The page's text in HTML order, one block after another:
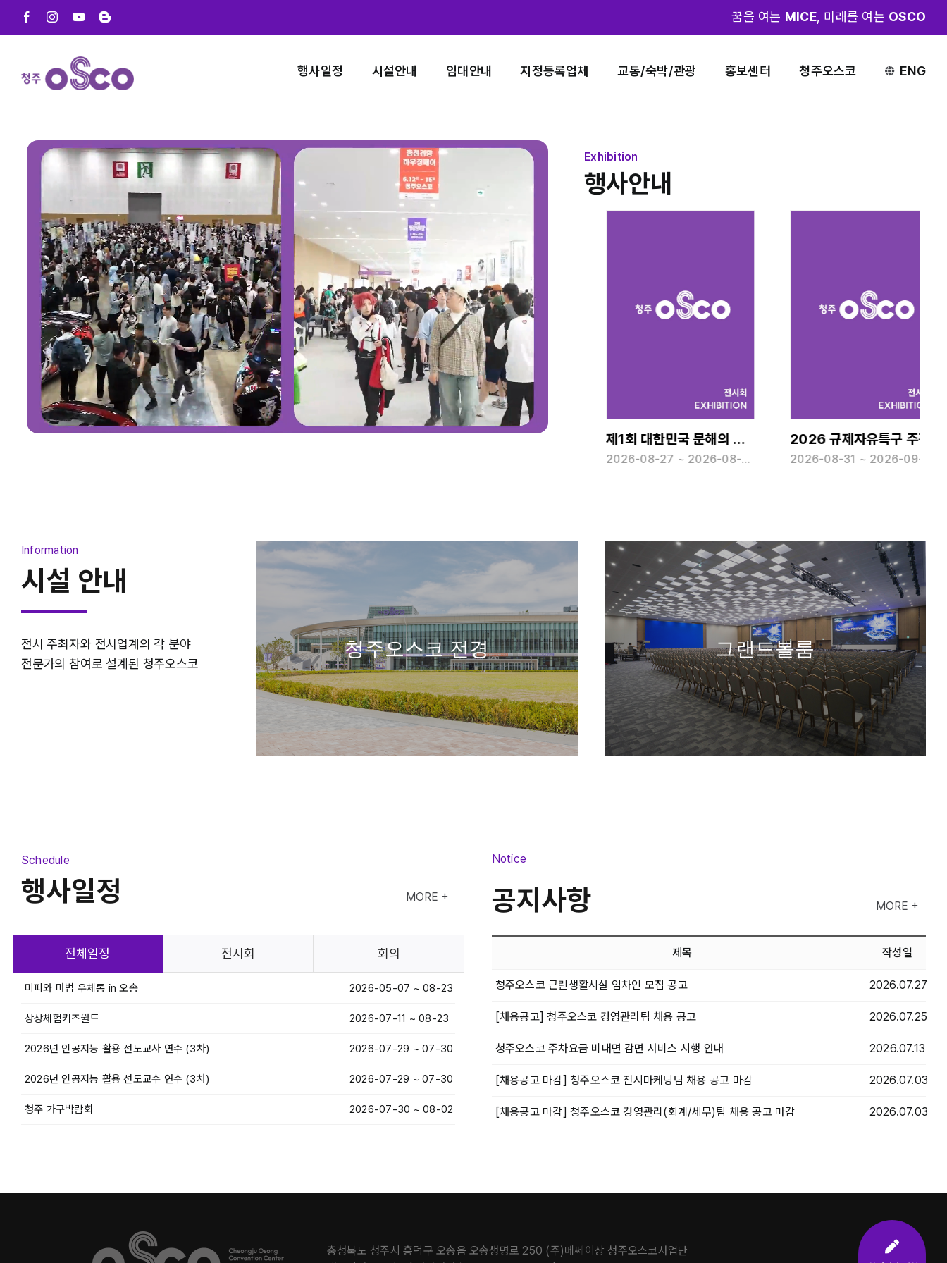
FacebookInstagramYouTubeBlogger 꿈을 여는 MICE, 미래를 여는 OSCO
행사일정 시설안내 임대안내 지정등록업체 교통/숙박/관광 홍보센터 청주오스코 ENG
Exhibition
행사안내
2026 청주펫친소 WRO KOREA 2026(월드로봇올림피아드 한국대회) 2026 월드로봇올림피아드 한국대회 제1회 대한민국 문해의 달 및 컨퍼런스
2026-08-27 ~ 2026-08-28
2026 규제자유특구 주간
2026-08-31 ~ 2026-09-01
Information
시설 안내
전시 주최자와 전시업계의 각 분야
전문가의 참여로 설계된 청주오스코
전시장 청주오스코 전경
중회의실 소회의실 그랜드볼룸
Schedule
행사일정 MORE +
전체일정 전시회 회의
미피와 마법 우체통 in 오송 2026-05-07 ~ 08-23
상상체험키즈월드 2026-07-11 ~ 08-23
2026년 인공지능 활용 선도교사 연수 (3차) 2026-07-29 ~ 07-30
2026년 인공지능 활용 선도교수 연수 (3차) 2026-07-29 ~ 07-30
청주 가구박람회 2026-07-30 ~ 08-02
Notice
공지사항 MORE +
제목 작성일
청주오스코 근린생활시설 임차인 모집 공고 2026.07.27
[채용공고] 청주오스코 경영관리팀 채용 공고 2026.07.25
청주오스코 주차요금 비대면 감면 서비스 시행 안내 2026.07.13
[채용공고 마감] 청주오스코 전시마케팅팀 채용 공고 마감 2026.07.03
[채용공고 마감] 청주오스코 경영관리(회계/세무)팀 채용 공고 마감 2026.07.03
충청북도 청주시 흥덕구 오송읍 오송생명로 250 (주)메쎄이상 청주오스코사업단